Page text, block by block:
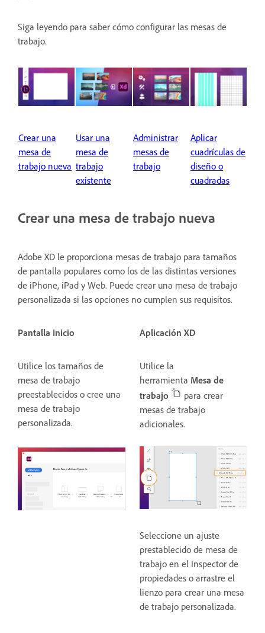
Siga leyendo para saber cómo configurar las mesas de
trabajo.
Crear una
mesa de
trabajo nueva
Usar una
mesa de
trabajo
existente
Administrar
mesas de
trabajo
Aplicar
cuadrículas de
diseño o
cuadradas
Crear una mesa de trabajo nueva
Adobe XD le proporciona mesas de trabajo para tamaños
de pantalla populares como los de las distintas versiones
de iPhone, iPad y Web. Puede crear una mesa de trabajo
personalizada si las opciones no cumplen sus requisitos.
Pantalla Inicio
Utilice los tamaños de
mesa de trabajo
preestablecidos o cree una
mesa de trabajo
personalizada.
Aplicación XD
Utilice la
herramienta Mesa de
trabajo
para crear
mesas de trabajo
adicionales.
Seleccione un ajuste
prestablecido de mesa de
trabajo en el Inspector de
propiedades o arrastre el
lienzo para crear una mesa
de trabajo personalizada.